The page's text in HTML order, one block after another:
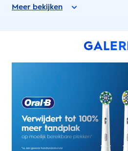
Meer bekijken